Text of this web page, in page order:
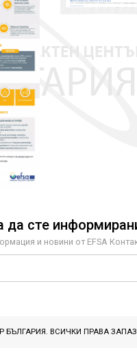
да сте
и новини от EFSA
БЪЛГАРИЯ. ВСИЧКИ ПРАВА